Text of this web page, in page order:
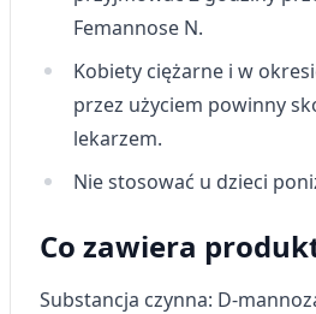
Femannose N.
Kobiety ciężarne i w
przez użyciem powinny
lekarzem.
Nie stosować u dzieci
Co zawiera
Substancja czynna: D-
Cele przetwarzania inne niż IAB:
Wydajność (Performance)
Reklama / śledzenie